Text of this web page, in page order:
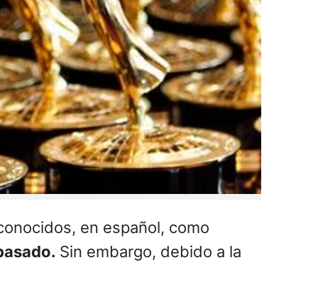
en español, como
Sin embargo, debido a la